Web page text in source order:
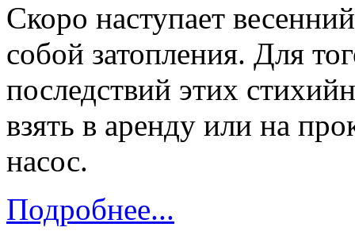
Скоро наступает
собой затопления. Для
последствий этих
взять в аренду или на
насос.
Подробнее...